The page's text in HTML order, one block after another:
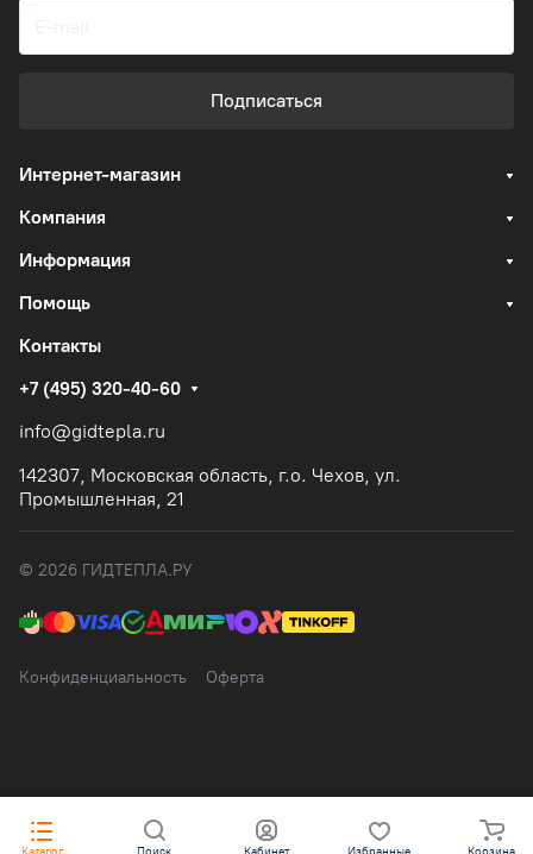
Подписаться
Интернет-магазин
Компания
Информация
Помощь
Контакты
+7 (495) 320-40-60
info@gidtepla.ru
142307, Московская область, г.о. Чехов, ул.
Промышленная, 21
© 2026 ГИДТЕПЛА.РУ
Конфиденциальность Оферта